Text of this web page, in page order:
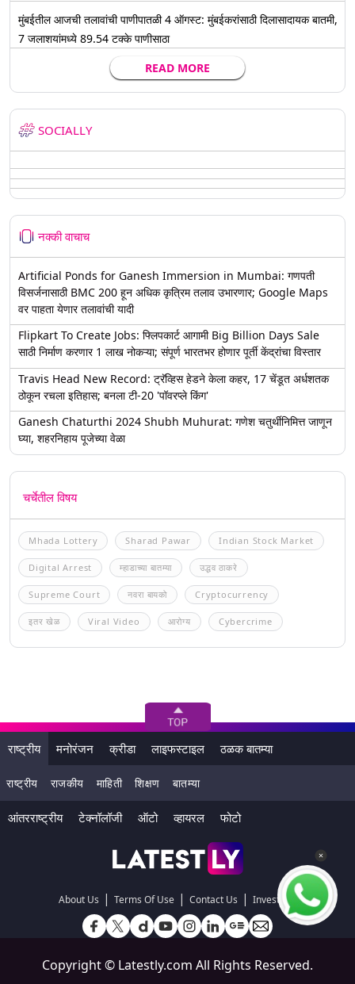
मुंबईतील आजची तलावांची पाणीपातळी 4 ऑगस्ट: मुंबईकरांसाठी दिलासादायक बातमी,
7 जलाशयांमध्ये 89.54 टक्के पाणीसाठा
READ MORE
SOCIALLY
नक्की वाचाच
Artificial Ponds for Ganesh Immersion in Mumbai: गणपती
विसर्जनासाठी BMC 200 हून अधिक कृत्रिम तलाव उभारणार; Google Maps
वर पाहता येणार तलावांची यादी
Flipkart To Create Jobs: फ्लिपकार्ट आगामी Big Billion Days Sale
साठी निर्माण करणार 1 लाख नोकऱ्या; संपूर्ण भारतभर होणार पूर्ती केंद्रांचा विस्तार
Travis Head New Record: ट्रॅव्हिस हेडने केला कहर, 17 चेंडूत अर्धशतक
ठोकून रचला इतिहास; बनला टी-20 'पॉवरप्ले किंग'
Ganesh Chaturthi 2024 Shubh Muhurat: गणेश चतुर्थीनिमित्त जाणून
घ्या, शहरनिहाय पूजेच्या वेळा
चर्चेतील विषय
Mhada Lottery Sharad Pawar Indian Stock Market
Digital Arrest म्हाडाच्या बातम्या उद्धव ठाकरे
Supreme Court नवरा बायको Cryptocurrency
इतर खेळ Viral Video आरोग्य Cybercrime
राष्ट्रीय मनोरंजन क्रीडा लाइफस्टाइल ठळक बातम्या
राष्ट्रीय राजकीय माहिती शिक्षण बातम्या
आंतरराष्ट्रीय टेक्नॉलॉजी ऑटो व्हायरल फोटो
About Us | Terms Of Use | Contact Us | Investors
Copyright © Latestly.com All Rights Reserved.